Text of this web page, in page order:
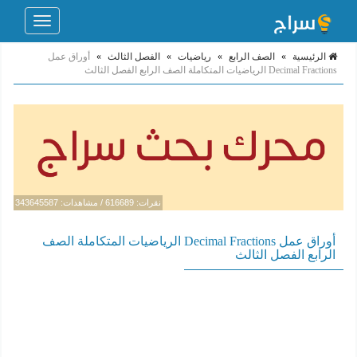
Toggle
الرئيسية » الصف الرابع » رياضيات » الفصل الثالث »
أوراق عمل
Decimal Fractions الرياضيات المتكاملة الصف الرابع الفصل الثالث
نقرات: 616689 / مشاهدات: 343645587
أوراق عمل Decimal Fractions الرياضيات المتكاملة الصف
الرابع الفصل الثالث